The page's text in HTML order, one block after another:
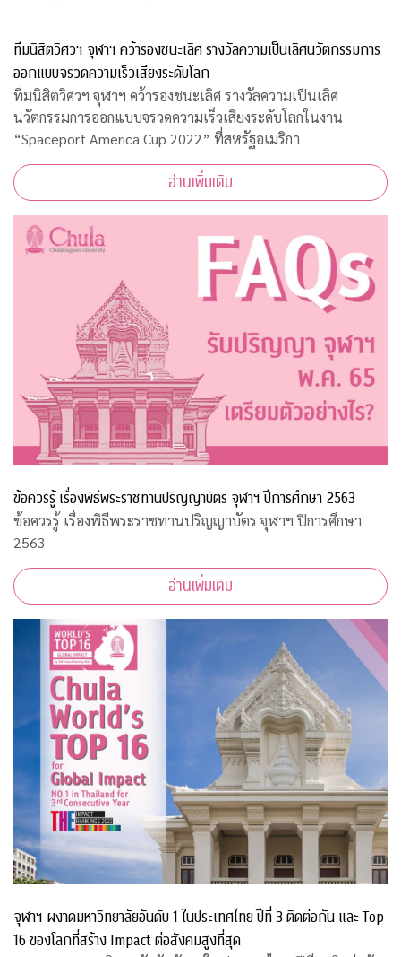
ทีมนิสิตวิศวฯ จุฬาฯ คว้ารองชนะเลิศ รางวัลความเป็นเลิศนวัตกรรมการ
ออกแบบจรวดความเร็วเสียงระดับโลก
ทีมนิสิตวิศวฯ จุฬาฯ คว้ารองชนะเลิศ รางวัลความเป็นเลิศ
นวัตกรรมการออกแบบจรวดความเร็วเสียงระดับโลกในงาน
“Spaceport America Cup 2022” ที่สหรัฐอเมริกา
อ่านเพิ่มเติม
ข้อควรรู้ เรื่องพิธีพระราชทานปริญญาบัตร จุฬาฯ ปีการศึกษา 2563
ข้อควรรู้ เรื่องพิธีพระราชทานปริญญาบัตร จุฬาฯ ปีการศึกษา
2563
อ่านเพิ่มเติม
จุฬาฯ ผงาดมหาวิทยาลัยอันดับ 1 ในประเทศไทย ปีที่ 3 ติดต่อกัน และ Top
16 ของโลกที่สร้าง Impact ต่อสังคมสูงที่สุด